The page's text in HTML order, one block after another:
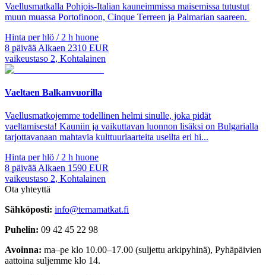
Vaellusmatkalla Pohjois-Italian kauneimmissa maisemissa tutustut
muun muassa Portofinoon, Cinque Terreen ja Palmarian saareen.
Hinta per hlö / 2 h huone
8 päivää Alkaen 2310 EUR
vaikeustaso 2, Kohtalainen
Vaeltaen Balkanvuorilla
Vaellusmatkojemme todellinen helmi sinulle, joka pidät
vaeltamisesta! Kauniin ja vaikuttavan luonnon lisäksi on Bulgarialla
tarjottavanaan mahtavia kulttuuriaarteita useilta eri hi...
Hinta per hlö / 2 h huone
8 päivää Alkaen 1590 EUR
vaikeustaso 2, Kohtalainen
Ota yhteyttä
Sähköposti: info@temamatkat.fi
Puhelin: 09 42 45 22 98
Avoinna: ma–pe klo 10.00–17.00 (suljettu arkipyhinä), Pyhäpäivien
aattoina suljemme klo 14.